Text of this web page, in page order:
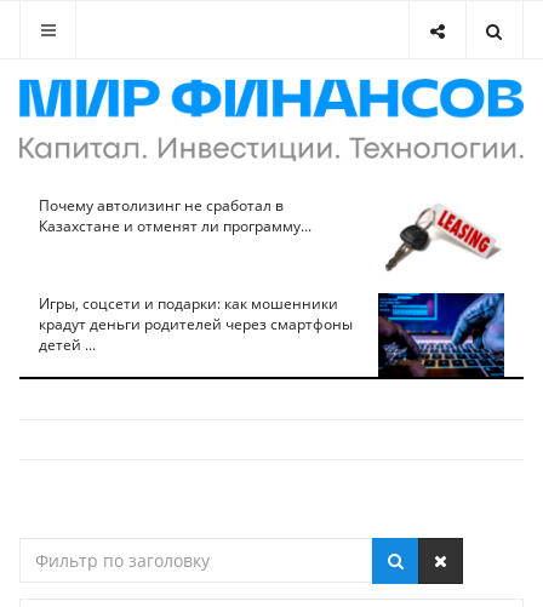
Почему автолизинг не сработал в
Казахстане и отменят ли программу...
Игры, соцсети и подарки: как мошенники
крадут деньги родителей через смартфоны
детей ...
по